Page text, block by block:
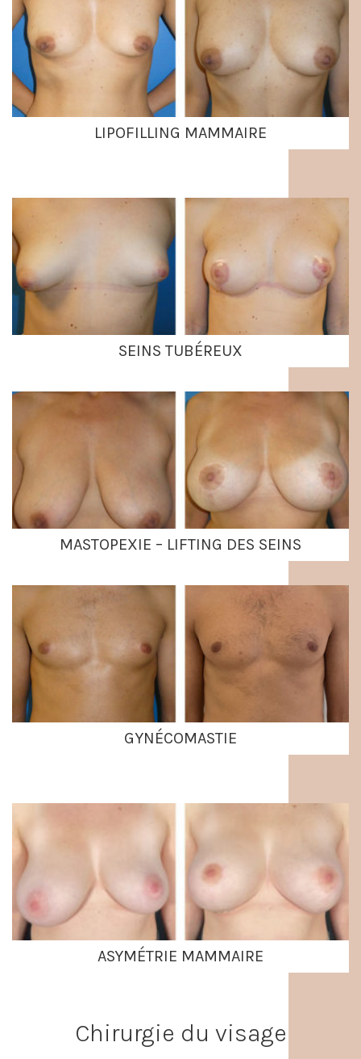
LIPOFILLING MAMMAIRE
SEINS TUBÉREUX
MASTOPEXIE – LIFTING DES SEINS
GYNÉCOMASTIE
ASYMÉTRIE MAMMAIRE
Chirurgie du visage